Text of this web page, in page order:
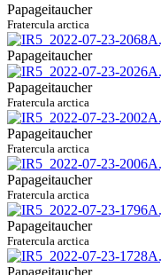
Papageitaucher
Fratercula arctica
Papageitaucher
Papageitaucher
Fratercula arctica
Papageitaucher
Fratercula arctica
Papageitaucher
Fratercula arctica
Papageitaucher
Fratercula arctica
Papageitaucher